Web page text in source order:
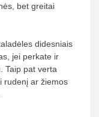
bet greitai
didesniais
jei perkate ir
Taip pat verta
rudenį ar žiemos